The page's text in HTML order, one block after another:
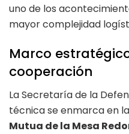
uno de los
mayor complejidad
Marco
cooperación
La Secretaría de la
técnica se enmarca en la
Mutua de la Mesa